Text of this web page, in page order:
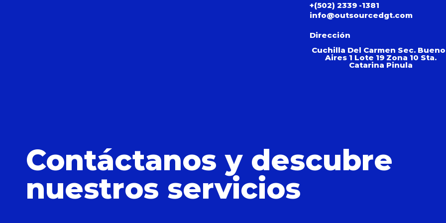
+(502) 2339 -1381
info@outsourcedgt.com
Dirección
Cuchilla Del Carmen Sec.
Aires 1 Lote 19 Zona 10 Sta.
Catarina Pinula
Contáctanos y descubre
nuestros servicios